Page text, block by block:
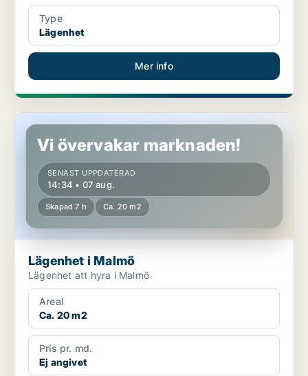
Type
Lägenhet
Mer info
Lägenhet i Malmö
Vi övervakar marknaden!
SENAST UPPDATERAD
14:34 • 07 aug.
Skapad 7 h Ca. 20 m2
Lägenhet i Malmö
Lägenhet att hyra i Malmö
Areal
Ca. 20 m2
Pris pr. md.
Ej angivet